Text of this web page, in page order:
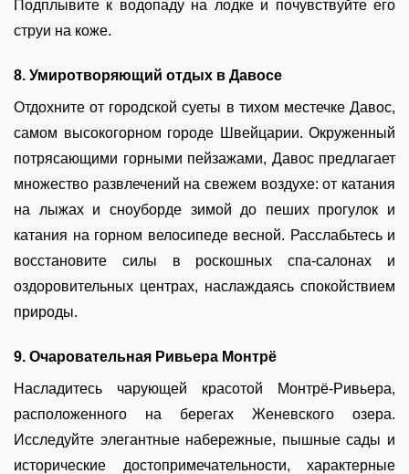
Подплывите к водопаду на лодке и почувствуйте его
струи на коже.
8. Умиротворяющий отдых в Давосе
Отдохните от городской суеты в тихом местечке Давос,
самом высокогорном городе Швейцарии. Окруженный
потрясающими горными пейзажами, Давос предлагает
множество развлечений на свежем воздухе: от катания
на лыжах и сноуборде зимой до пеших прогулок и
катания на горном велосипеде весной. Расслабьтесь и
восстановите силы в роскошных спа-салонах и
оздоровительных центрах, наслаждаясь спокойствием
природы.
9. Очаровательная Ривьера Монтрё
Насладитесь чарующей красотой Монтрё-Ривьера,
расположенного на берегах Женевского озера.
Исследуйте элегантные набережные, пышные сады и
исторические достопримечательности, характерные